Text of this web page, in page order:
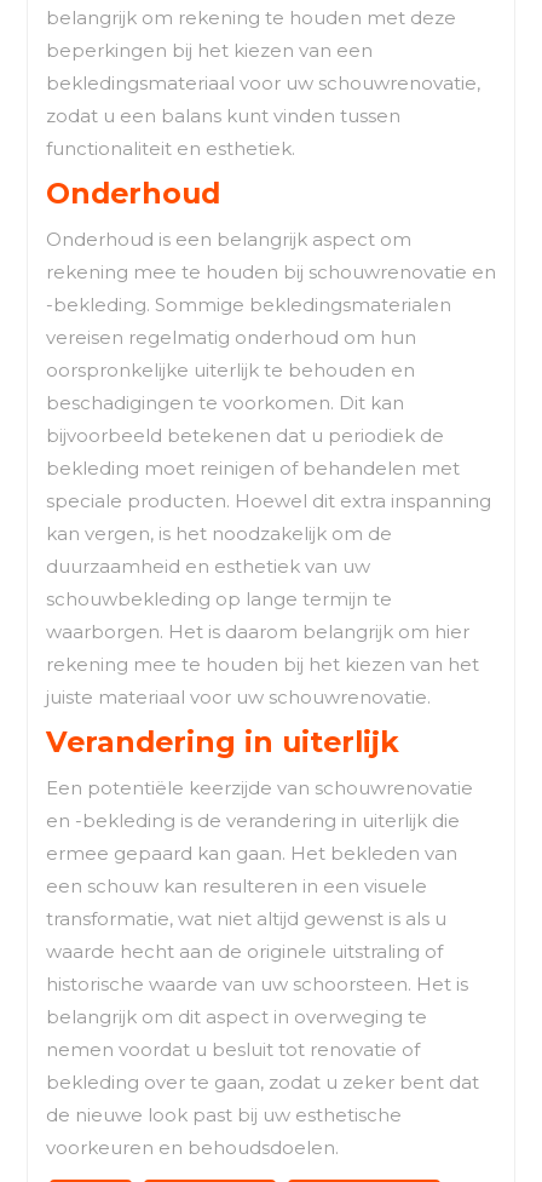
belangrijk om rekening te houden met deze
beperkingen bij het kiezen van een
bekledingsmateriaal voor uw schouwrenovatie,
zodat u een balans kunt vinden tussen
functionaliteit en esthetiek.
Onderhoud
Onderhoud is een belangrijk aspect om
rekening mee te houden bij schouwrenovatie en
-bekleding. Sommige bekledingsmaterialen
vereisen regelmatig onderhoud om hun
oorspronkelijke uiterlijk te behouden en
beschadigingen te voorkomen. Dit kan
bijvoorbeeld betekenen dat u periodiek de
bekleding moet reinigen of behandelen met
speciale producten. Hoewel dit extra inspanning
kan vergen, is het noodzakelijk om de
duurzaamheid en esthetiek van uw
schouwbekleding op lange termijn te
waarborgen. Het is daarom belangrijk om hier
rekening mee te houden bij het kiezen van het
juiste materiaal voor uw schouwrenovatie.
Verandering in uiterlijk
Een potentiële keerzijde van schouwrenovatie
en -bekleding is de verandering in uiterlijk die
ermee gepaard kan gaan. Het bekleden van
een schouw kan resulteren in een visuele
transformatie, wat niet altijd gewenst is als u
waarde hecht aan de originele uitstraling of
historische waarde van uw schoorsteen. Het is
belangrijk om dit aspect in overweging te
nemen voordat u besluit tot renovatie of
bekleding over te gaan, zodat u zeker bent dat
de nieuwe look past bij uw esthetische
voorkeuren en behoudsdoelen.